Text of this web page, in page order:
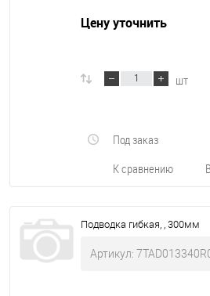
Цену уточнить
шт
К сравнению
Под заказ
Подводка гибкая, , 300мм
Артикул: